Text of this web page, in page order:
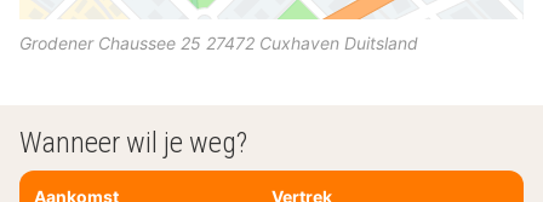
Grodener Chaussee 25 27472 Cuxhaven Duitsland
Wanneer wil je weg?
Aankomst Vertrek